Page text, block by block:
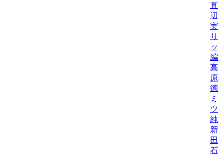
直
辺
実/
り
ッ
編
高
原
徳/
ミ
ツ
純/
新
田
石